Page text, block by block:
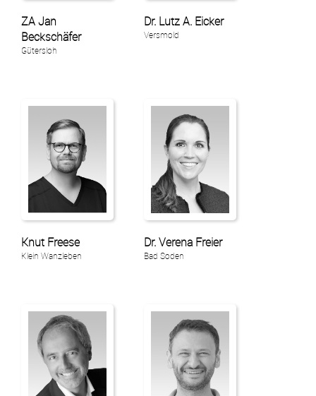
Öffnungszeiten
Mo-Do 09:00-14:00
Anrufen
Anfahrt QR-Code Bookmark
Impressum • Datenschutz Cookie Einstellungen
ZA Jan
Beckschäfer
Gütersloh
Dr. Lutz A. Eicker
Versmold
Knut Freese
Klein Wanzleben
Dr. Verena Freier
Bad Soden